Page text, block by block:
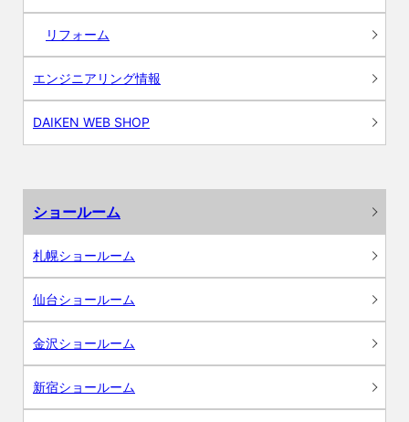
リフォーム
エンジニアリング情報
DAIKEN WEB SHOP
ショールーム
札幌ショールーム
仙台ショールーム
金沢ショールーム
新宿ショールーム